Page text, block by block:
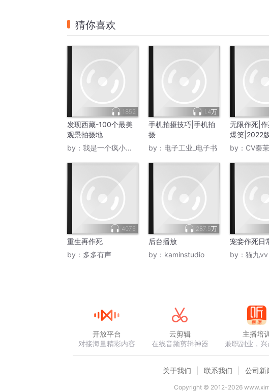
猜你喜欢
1852
发现西藏-100个最美
观景拍摄地
by： 我是一个疯小孩儿
1.4万
手机拍摄技巧|手机拍
摄
by： 电子工业_电子书
无限作死|
爆笑|2022
by： CV秦茉
4076
重生再作死
by： 多多有声
287.5万
后台播放
by： kaminstudio
宠妾作死日
by： 猫九vv
开放平台
对接海量精彩内容
云剪辑
在线音频剪辑神器
主播培
兼职副业，
关于我们 联系我们 公司新
Copyright © 2012-2026